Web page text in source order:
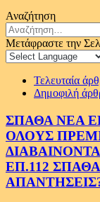
Αναζήτηση
Αναζήτηση
για:
Μετάφραστε την
Τελευταία
Δημοφιλή
ΣΠΑΘΑ ΝΕΑ
ΟΛΟΥΣ
ΕΠ.112